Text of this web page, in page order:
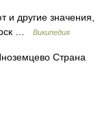
и другие значения,
…
Википедия
Страна